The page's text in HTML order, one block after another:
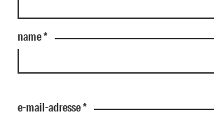
name*
e-mail-adresse*